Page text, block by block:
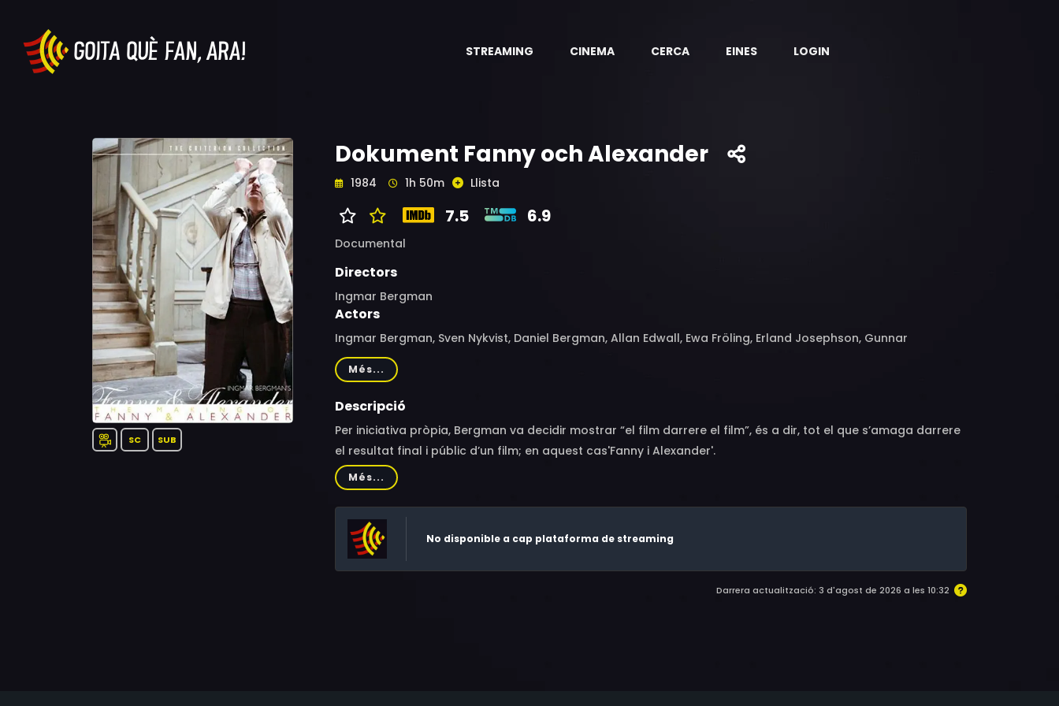
STREAMING CINEMA CERCA EINES LOGIN
SC SUB
Dokument Fanny och Alexander
1984 1h 50m Llista
7.5 6.9
Documental
Directors
Ingmar Bergman
Actors
Ingmar Bergman, Sven Nykvist, Daniel Bergman, Allan Edwall, Ewa Fröling, Erland Josephson, Gunnar
Björnstrand, Lars Karlsson, Peter Schildt, Gunn Wållgren, Siv Ericks, Bertil Guve, Jan Malmsjö, Stina Ekblad, Börje
Ahlstedt, Pernilla Allwin, Kristian Almgren
Més...
Descripció
Per iniciativa pròpia, Bergman va decidir mostrar “el film darrere el film”, és a dir, tot el que s’amaga darrere
el resultat final i públic d’un film; en aquest cas'Fanny i Alexander'.
Més...
No disponible a cap plataforma de streaming
Darrera actualització: 3 d'agost de 2026 a les 10:32